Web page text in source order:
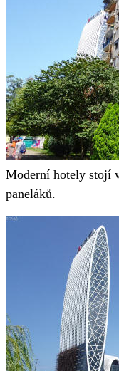
Moderní hotely stojí
paneláků.